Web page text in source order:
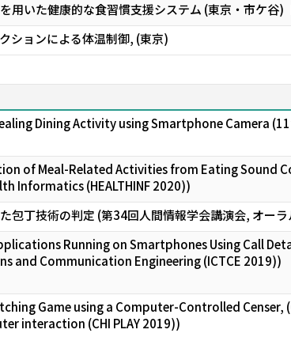
用いた健康的な食習慣支援システム (東京・市ケ谷)
ションによる体温制御, (東京)
Dining Activity using Smartphone Camera
of Meal-Related Activities from Eating Sound
Informatics (HEALTHINF 2020))
包丁技術の判定 (第34回人間情報学会講演会, オー
Running on Smartphones Using Call
and Communication Engineering (ICTCE 2019))
Game using a Computer-Controlled
interaction (CHI PLAY 2019))